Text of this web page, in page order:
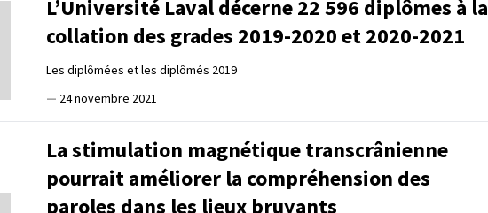
L’Université Laval décerne 22 596 diplômes à la
collation des grades 2019-2020 et 2020-2021
Les diplômées et les diplômés 2019
— 24 novembre 2021
La stimulation magnétique transcrânienne
pourrait améliorer la compréhension des
paroles dans les lieux bruyants